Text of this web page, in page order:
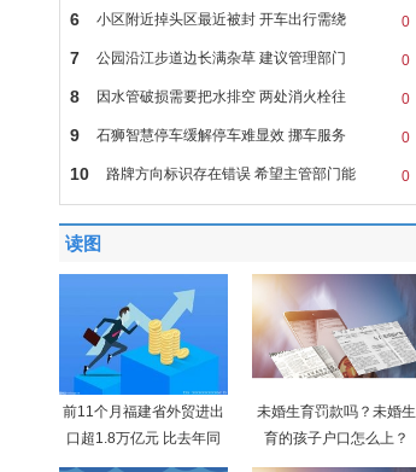
0
6 小区附近掉头区最近被封 开车出行需绕
0
7 公园沿江步道边长满杂草 建议管理部门
0
8 因水管破损需要把水排空 两处消火栓往
0
9 石狮智慧停车缓解停车难显效 挪车服务
0
10 路牌方向标识存在错误 希望主管部门能
读图
前11个月福建省外贸进出
口超1.8万亿元 比去年同
未婚生育罚款吗？未婚生
育的孩子户口怎么上？